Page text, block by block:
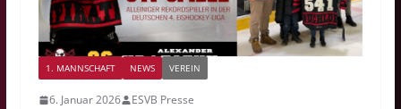
1. MANNSCHAFT NEWS VEREIN
6. Januar 2026 ESVB Presse